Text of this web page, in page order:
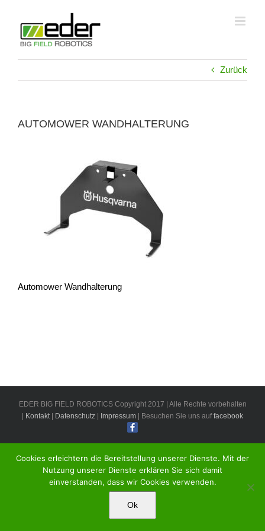
springen
Zurück
AUTOMOWER WANDHALTERUNG
Automower Wandhalterung
EDER BIG FIELD ROBOTICS Copyright 2017 | Alle Rechte vorbehalten
Kontakt| Datenschutz Impressum | Besuchen Sie uns auffacebook
Cookies erleichtern die Bereitstellung unserer Dienste. Mit der
Nutzung unserer Dienste erklären Sie sich damit
einverstanden, dass wir Cookies verwenden.
Ok